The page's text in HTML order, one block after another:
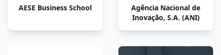
AESE Business School
Agência Nacional de
Inovação, S.A. (ANI)